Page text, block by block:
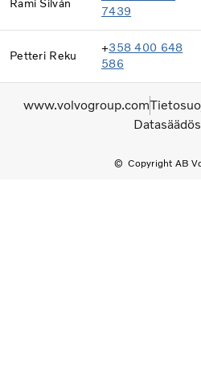
Rami Silván
7439
Petteri Reku
+358 400 648
586
Copyright AB
www.volvogroup.com
Datasäädös